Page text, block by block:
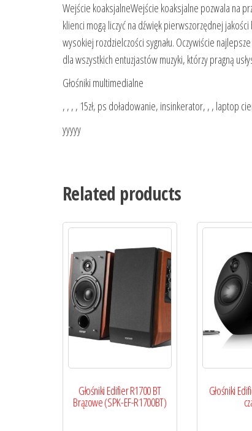
Wejście koaksjalneWejście koaksjalne pozwala na
klienci mogą liczyć na dźwięk pierwszorzędnej
wysokiej rozdzielczości sygnału. Oczywiście
dla wszystkich entuzjastów muzyki, którzy pragną
Głośniki multimedialne
, , , , 15zł, ps doładowanie, insinkerator, , , laptop
yyyyy
Related products
Głośniki Edifier R1700 BT
Brązowe (SPK-EF-R1700BT)
Głośniki